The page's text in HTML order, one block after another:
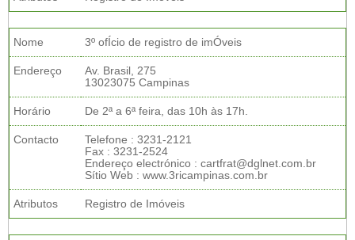
Nome 3º ofÍcio de registro de imÓveis
Endereço
Av. Brasil, 275
13023075 Campinas
Horário De 2ª a 6ª feira, das 10h às 17h.
Contacto
Telefone : 3231-2121
Fax : 3231-2524
Endereço electrónico : cartfrat@dglnet.com.br
Sítio Web : www.3ricampinas.com.br
Atributos Registro de Imóveis